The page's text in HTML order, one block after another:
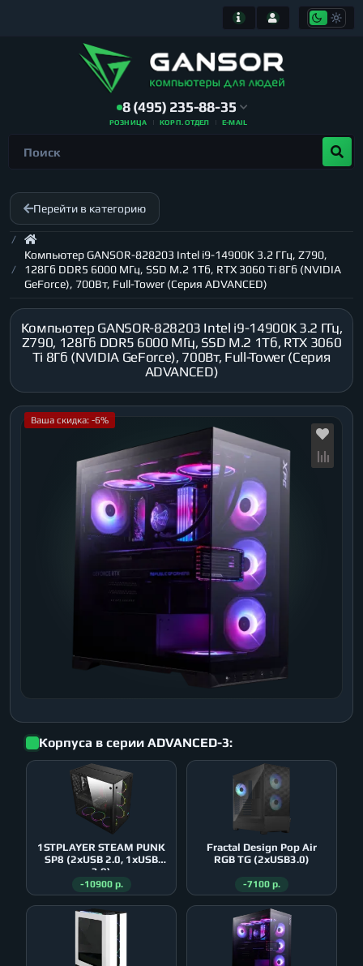
8 (495) 235-88-35
РОЗНИЦА КОРП. ОТДЕЛ E-MAIL
Перейти в категорию
Компьютер GANSOR-828203 Intel i9-14900K 3.2 ГГц, Z790,
128Гб DDR5 6000 МГц, SSD M.2 1Тб, RTX 3060 Ti 8Гб (NVIDIA
GeForce), 700Вт, Full-Tower (Серия ADVANCED)
Компьютер GANSOR-828203 Intel i9-14900K 3.2 ГГц,
Z790, 128Гб DDR5 6000 МГц, SSD M.2 1Тб, RTX 3060
Ti 8Гб (NVIDIA GeForce), 700Вт, Full-Tower (Серия
ADVANCED)
Ваша скидка: -6%
Корпуса в серии ADVANCED-3:
1STPLAYER STEAM PUNK
SP8 (2xUSB 2.0, 1xUSB
3.0)
-10900 р.
Fractal Design Pop Air
RGB TG (2xUSB3.0)
-7100 р.